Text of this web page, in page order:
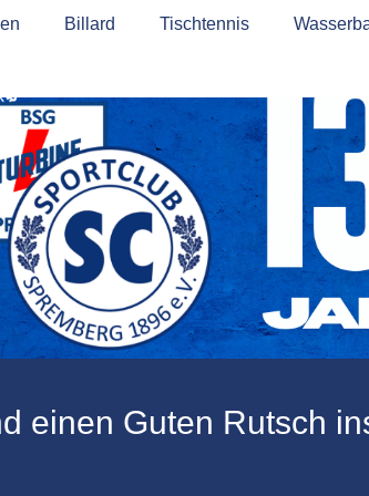
Billard Tischtennis
Cookie-Richtlinie (EU)
einen Guten Rutsch